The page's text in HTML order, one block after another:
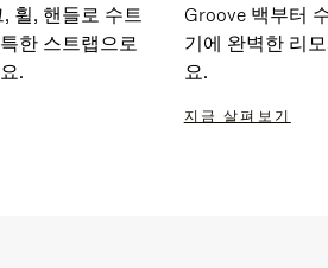
휠, 핸들로 수트
한 스트랩으로
.
Groove 백부터
기에 완벽한 리
요.
지금 살펴보기